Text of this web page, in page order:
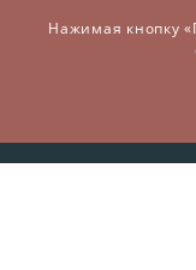
© 2014-2026
ВСЕ ПРАВА
Нажимая кнопку